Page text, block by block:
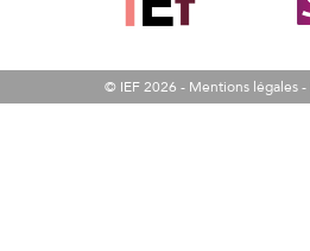
© IEF 2026 - Mentions légales-